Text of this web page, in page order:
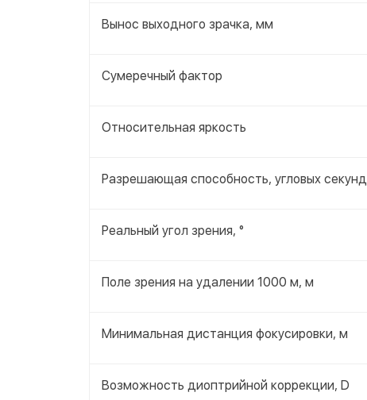
Вынос выходного зрачка, мм
Сумеречный фактор
Относительная яркость
Разрешающая способность, угловых секунд
Реальный угол зрения, °
Поле зрения на удалении 1000 м, м
Минимальная дистанция фокусировки, м
Возможность диоптрийной коррекции, D